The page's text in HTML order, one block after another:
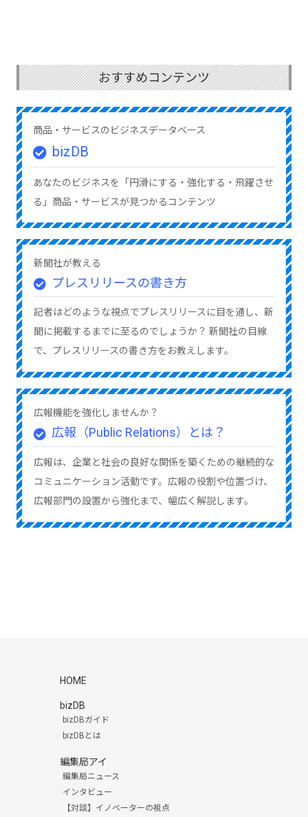
おすすめコンテンツ
商品・サービスのビジネスデータベース
bizDB
あなたのビジネスを「円滑にする・強化する・飛躍させ
る」商品・サービスが見つかるコンテンツ
新聞社が教える
プレスリリースの書き方
記者はどのような視点でプレスリリースに目を通し、新
聞に掲載するまでに至るのでしょうか？ 新聞社の目線
で、プレスリリースの書き方をお教えします。
広報機能を強化しませんか？
広報（Public Relations）とは？
広報は、企業と社会の良好な関係を築くための継続的な
コミュニケーション活動です。広報の役割や位置づけ、
広報部門の設置から強化まで、幅広く解説します。
HOME
bizDB
bizDBガイド
bizDBとは
編集局アイ
編集局ニュース
インタビュー
【対談】イノベーターの視点